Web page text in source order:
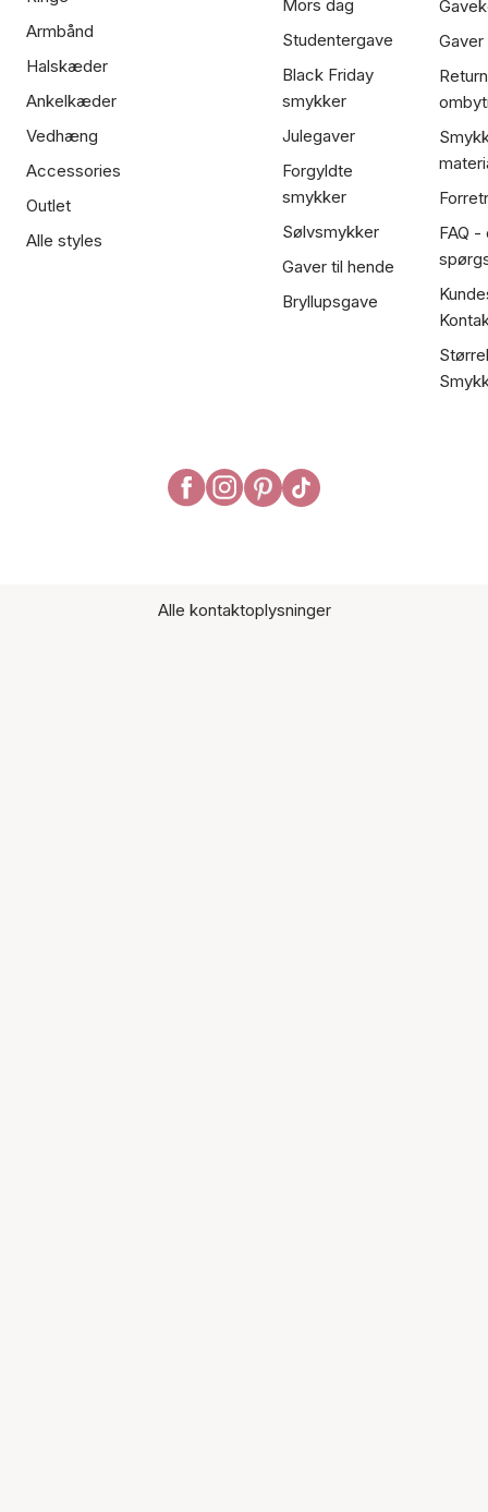
Armbånd
Halskæder
Ankelkæder
Vedhæng
Accessories
Outlet
Alle styles
Mors dag
Studentergave
Black Friday
smykker
Julegaver
Forgyldte
smykker
Sølvsmykker
Gaver til hende
Bryllupsgave
FAQ
Alle kontaktoplysninger